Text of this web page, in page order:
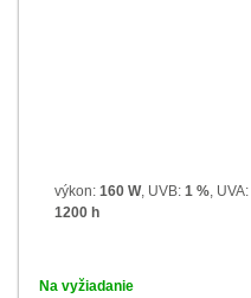
výkon: 160 W, UVB: 1 %, UVA:
1200 h
Na vyžiadanie